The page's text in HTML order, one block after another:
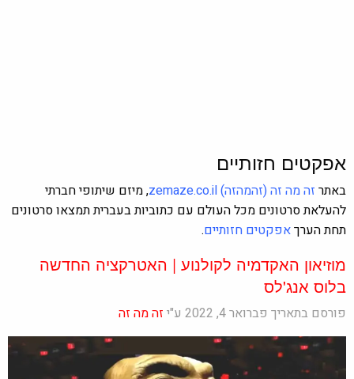
אפקטים חזותיים
באתרזה מה זה(זהמהזה)zemaze.co.il, מיזם שיתופי חברתי
להעלאת סרטונים מכל העולם עם כתוביות בעברית תמצאו סרטונים
תחת הערךאפקטים חזותיים.
מוזיאון האקדמיה לקולנוע | האטרקציה החדשה
בלוס אנג'לס
פורסם בתאריך פברואר 4, 2022 ע"י זה מה זה